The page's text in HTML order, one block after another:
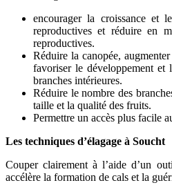
encourager la croissance et
reproductives et réduire en
reproductives.
Réduire la canopée,
favoriser le développement et
branches intérieures.
Réduire le nombre des
taille et la qualité des fruits.
Permettre un accès plus facile
Les techniques d’élagage à Soucht
Couper clairement à l’aide d’un
accélère la formation de cals et la